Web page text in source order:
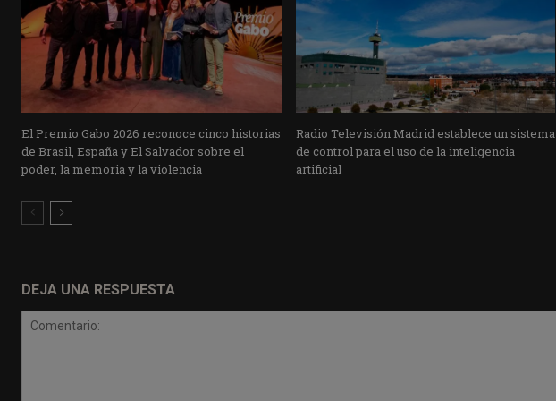
El Premio Gabo 2026 reconoce cinco historias
de Brasil, España y El Salvador sobre el
poder, la memoria y la violencia
Radio Televisión Madrid establece un sistema
de control para el uso de la inteligencia
artificial
DEJA UNA RESPUESTA